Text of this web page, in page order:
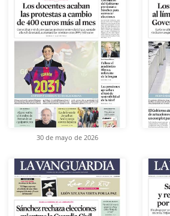
30 de mayo de 2026